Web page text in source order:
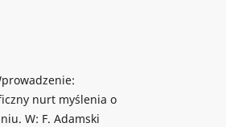
nurt myślenia o
W: F. Adamski